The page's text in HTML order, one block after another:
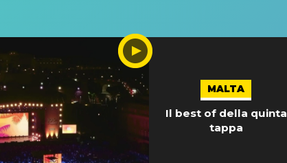
MALTA
Il best of della quinta
tappa